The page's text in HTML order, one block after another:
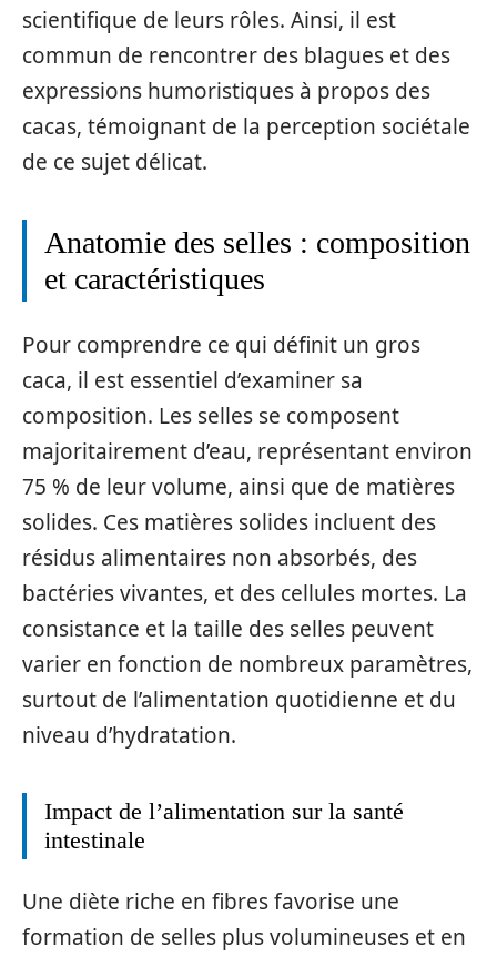
scientifique de leurs rôles. Ainsi, il est
commun de rencontrer des blagues et des
expressions humoristiques à propos des
cacas, témoignant de la perception sociétale
de ce sujet délicat.
Anatomie des selles : composition
et caractéristiques
Pour comprendre ce qui définit un gros
caca, il est essentiel d’examiner sa
composition. Les selles se composent
majoritairement d’eau, représentant environ
75 % de leur volume, ainsi que de matières
solides. Ces matières solides incluent des
résidus alimentaires non absorbés, des
bactéries vivantes, et des cellules mortes. La
consistance et la taille des selles peuvent
varier en fonction de nombreux paramètres,
surtout de l’alimentation quotidienne et du
niveau d’hydratation.
Impact de l’alimentation sur la santé
intestinale
Une diète riche en fibres favorise une
formation de selles plus volumineuses et en